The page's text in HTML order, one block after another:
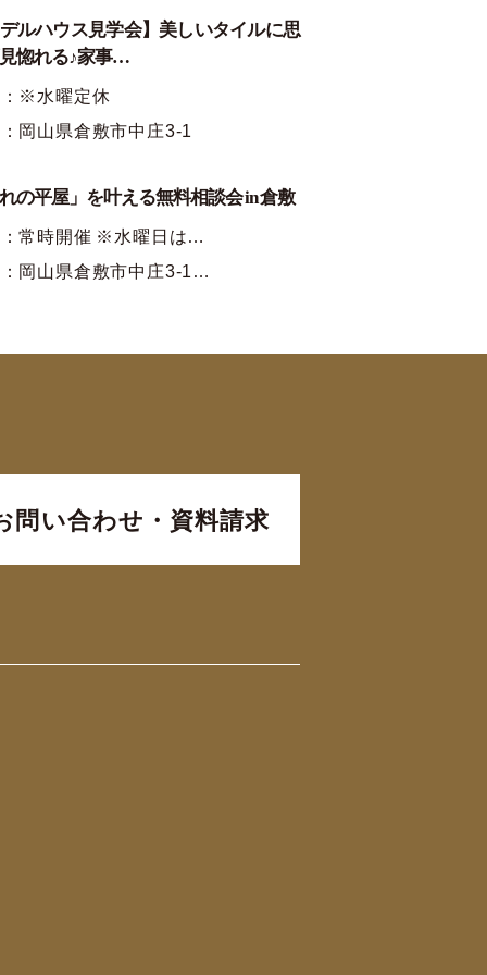
ルハウス見学会】美しいタイルに思
惚れる♪家事…
※水曜定休
岡山県倉敷市中庄3-1
の平屋」を叶える無料相談会 in 倉敷
常時開催 ※水曜日は…
岡山県倉敷市中庄3-1…
問い合わせ・資料請求